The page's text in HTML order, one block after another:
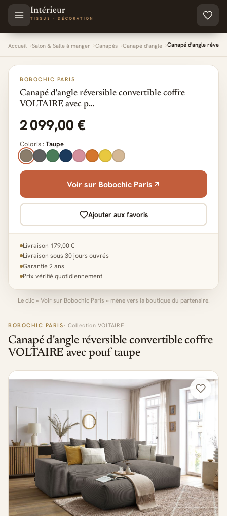
Aller au contenu principal
Accueil Salon & Salle à manger Canapés Canapé d'angle Canapé d'angle
BOBOCHIC PARIS · Collection VOLTAIRE
Canapé d'angle réversible convertible coffre
VOLTAIRE avec pouf taupe
BOBOCHIC PARIS
Canapé d'angle réversible convertible coffre
VOLTAIRE avec p…
2 099,00 €
Coloris :Taupe
Voir sur Bobochic Paris
Ajouter aux favoris
Livraison 179,00 €
Livraison sous 30 jours ouvrés
Garantie 2 ans
Prix vérifié quotidiennement
Le clic « Voir sur Bobochic Paris » mène vers la boutique du partenaire.